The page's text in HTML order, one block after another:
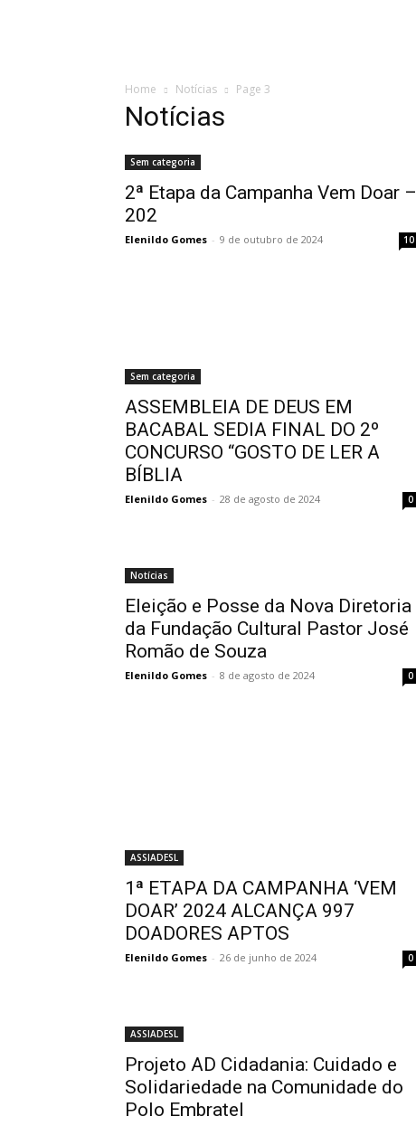
Home Notícias Page 3
Notícias
Sem categoria
2ª Etapa da Campanha Vem Doar –
202
Elenildo Gomes - 9 de outubro de 2024 10
Sem categoria
ASSEMBLEIA DE DEUS EM
BACABAL SEDIA FINAL DO 2º
CONCURSO “GOSTO DE LER A
BÍBLIA
Elenildo Gomes - 28 de agosto de 2024 0
Notícias
Eleição e Posse da Nova Diretoria
da Fundação Cultural Pastor José
Romão de Souza
Elenildo Gomes - 8 de agosto de 2024 0
ASSIADESL
1ª ETAPA DA CAMPANHA ‘VEM
DOAR’ 2024 ALCANÇA 997
DOADORES APTOS
Elenildo Gomes - 26 de junho de 2024 0
ASSIADESL
Projeto AD Cidadania: Cuidado e
Solidariedade na Comunidade do
Polo Embratel